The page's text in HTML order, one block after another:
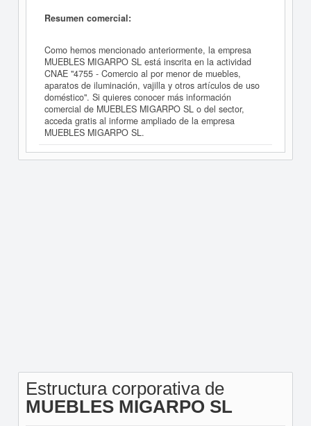
Resumen comercial:
Como hemos mencionado anteriormente, la empresa
MUEBLES MIGARPO SL está inscrita en la actividad
CNAE "4755 - Comercio al por menor de muebles,
aparatos de iluminación, vajilla y otros artículos de uso
doméstico". Si quieres conocer más información
comercial de MUEBLES MIGARPO SL o del sector,
acceda gratis al informe ampliado de la empresa
MUEBLES MIGARPO SL.
Estructura corporativa de
MUEBLES MIGARPO SL